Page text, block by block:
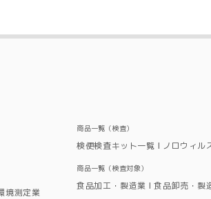
境測定業
商品一覧（検査）
検便検査キット一覧 ノロウィル
商品一覧（検査対象）
食品加工・製造業 食品卸売・製